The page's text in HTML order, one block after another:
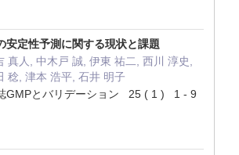
安定性予測に関する現状と課題
真人, 中木戸 誠, 伊東 祐二, 西川 淳史,
稔, 津本 浩平, 石井 明子
GMPとバリデーション 25 ( 1 ) 1 - 9